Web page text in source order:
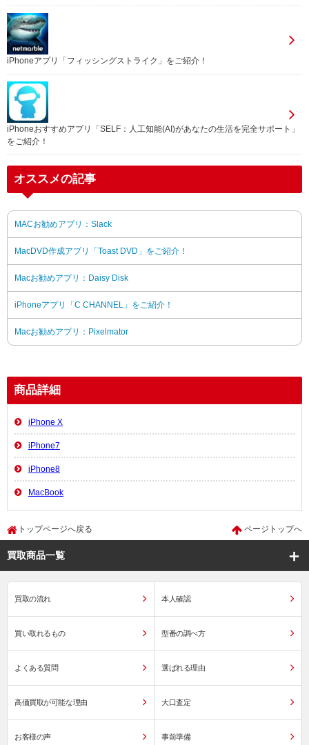
iPhoneアプリ「フィッシングストライク」をご紹介！
iPhoneおすすめアプリ「SELF：人工知能(AI)があなたの生活を完全サポート」
をご紹介！
オススメの記事
MACお勧めアプリ：Slack
MacDVD作成アプリ「Toast DVD」をご紹介！
Macお勧めアプリ：Daisy Disk
iPhoneアプリ「C CHANNEL」をご紹介！
Macお勧めアプリ：Pixelmator
商品詳細
iPhone X
iPhone7
iPhone8
MacBook
トップページへ戻る ページトップへ
買取商品一覧
買取の流れ 本人確認
買い取れるもの 型番の調べ方
よくある質問 選ばれる理由
高価買取が可能な理由 大口査定
お客様の声 事前準備